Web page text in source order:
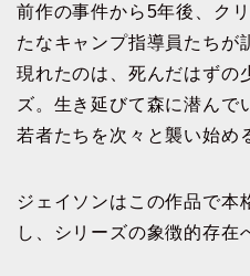
前作の事件から5年後、ク
たなキャンプ指導員たちが
現れたのは、死んだはずの
ズ。生き延びて森に潜んで
若者たちを次々と襲い始め
ジェイソンはこの作品で本
し、シリーズの象徴的存在